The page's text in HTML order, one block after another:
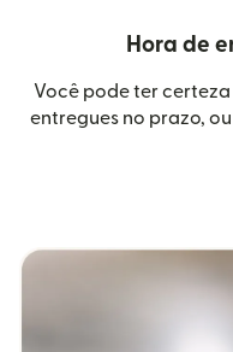
Hora de
Você pode ter
entregues no prazo,